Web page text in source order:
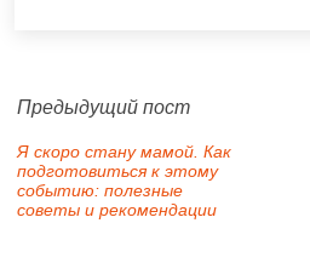
Предыдущий пост
Я скоро стану мамой. Как
подготовиться к этому
событию: полезные
советы и рекомендации